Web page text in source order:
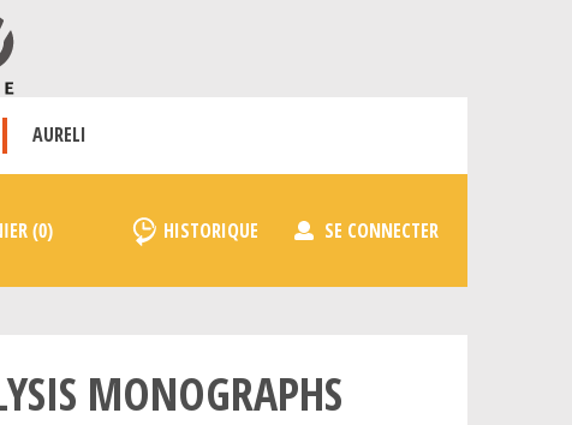
AURELI
HISTORIQUE SE CONNECTER
MONOGRAPHS